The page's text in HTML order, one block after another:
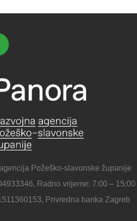
Požeško-slavonske županije
Radno vrijeme: 7:00 – 15:00
Privredna banka Zagreb